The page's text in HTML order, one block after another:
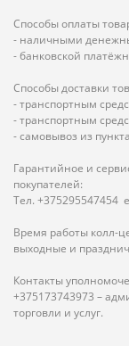
Способы оплаты
- наличными
- банковской
Способы доставки
- транспортным
- транспортным
- самовывоз из
Гарантийное и
покупателей:
Тел. +375295547454
Время работы колл-
выходные и
Контакты
+375173743973 –
торговли и услуг.